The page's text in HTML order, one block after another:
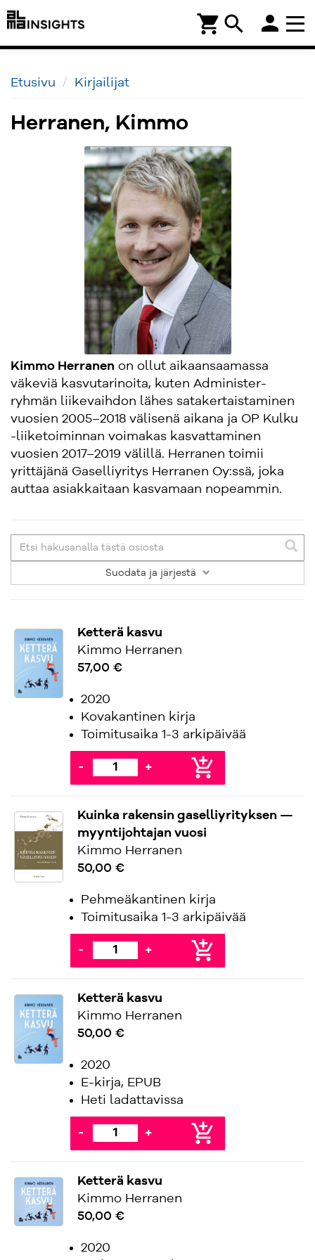
search
shopping_cart person
Etusivu Kirjailijat
Herranen, Kimmo
Kimmo Herranen on ollut aikaansaamassa
väkeviä kasvutarinoita, kuten Administer-
ryhmän liikevaihdon lähes satakertaistaminen
vuosien 2005–2018 välisenä aikana ja OP Kulku
-liiketoiminnan voimakas kasvattaminen
vuosien 2017–2019 välillä. Herranen toimii
yrittäjänä Gaselliyritys Herranen Oy:ssä, joka
auttaa asiakkaitaan kasvamaan nopeammin.
Suodata ja järjestä
Ketterä kasvu
Kimmo Herranen
57,00 €
2020
Kovakantinen kirja
Toimitusaika 1-3 arkipäivää
- + add_shopping_cart
Kuinka rakensin gaselliyrityksen —
myyntijohtajan vuosi
Kimmo Herranen
50,00 €
Pehmeäkantinen kirja
Toimitusaika 1-3 arkipäivää
- + add_shopping_cart
Ketterä kasvu
Kimmo Herranen
50,00 €
2020
E-kirja, EPUB
Heti ladattavissa
- + add_shopping_cart
Ketterä kasvu
Kimmo Herranen
50,00 €
2020